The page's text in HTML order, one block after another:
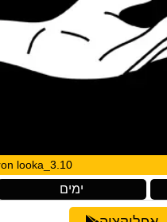
looka_3.10
ימים